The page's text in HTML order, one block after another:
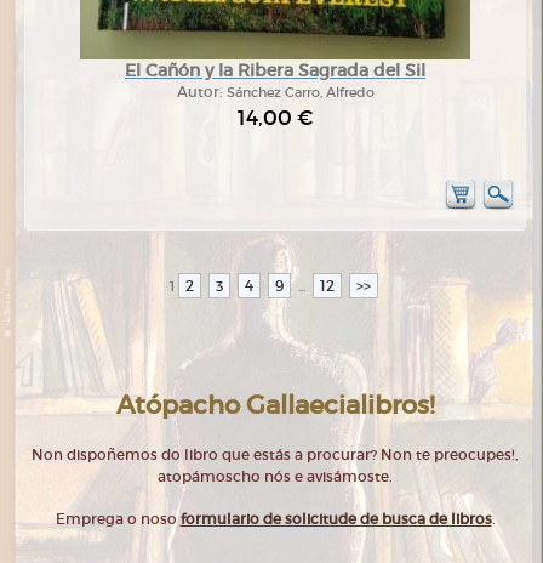
El Cañón y la Ribera Sagrada del Sil
Autor: Sánchez Carro, Alfredo
14,00 €
1 2 3 4 9 ... 12 >>
Atópacho Gallaecialibros!
Non dispoñemos do libro que estás a procurar? Non te preocupes!,
atopámoscho nós e avisámoste.
Emprega o nosoformulario de solicitude de busca de libros.